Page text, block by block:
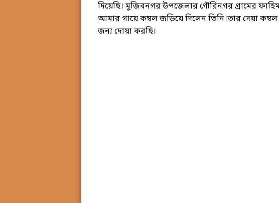
দিয়েছি। মুজিবনগর উপজেলার গৌরিনগর গ্রামের
আমার গায়ে কম্বল জড়িয়ে দিলেন তিনি।তার দেয়া
জন্য দোয়া করছি।